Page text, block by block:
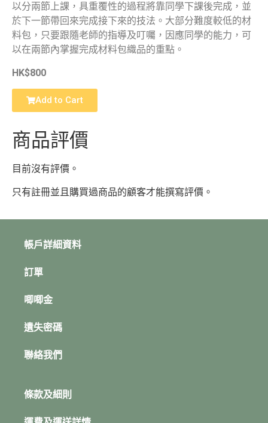
以分兩節上課，具重覆性的過程將靠同學下課後完成，並
於下一節帶回來完成接下來的技法。大部分難度較低的材
料包，只要跟隨老師的指導及叮囑，因應同學的能力，可
以在兩節內掌握完成材料包織品的重點。
HK$800
Add to Cart
商品評價
目前沒有評價。
只有註冊並且購買過商品的顧客才能撰寫評價。
帳戶詳細資料
訂單
唧唧金
遺失密碼
聯絡我們
條款及細則